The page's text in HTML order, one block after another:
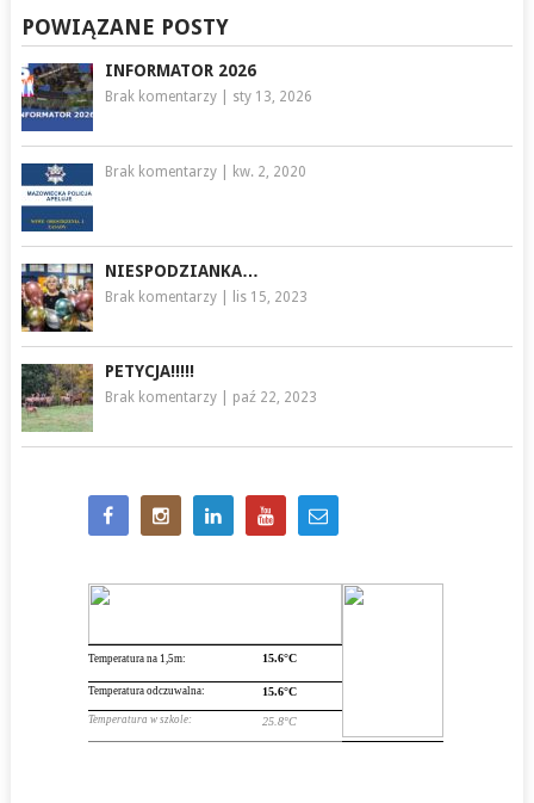
POWIĄZANE POSTY
INFORMATOR 2026
Brak komentarzy| sty 13, 2026
Brak komentarzy| kw. 2, 2020
NIESPODZIANKA…
Brak komentarzy| lis 15, 2023
PETYCJA!!!!!
Brak komentarzy| paź 22, 2023